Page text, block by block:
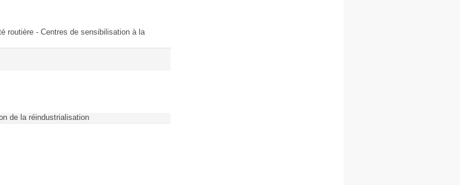
routière - Centres de sensibilisation à la
de la réindustrialisation